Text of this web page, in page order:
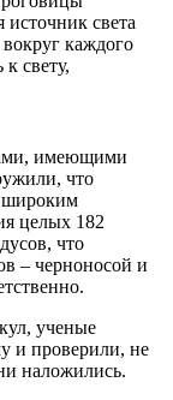
света
каждого
свету,
имеющими
что
широким
целых 182
что
– черноносой и
ученые
и проверили, не
наложились.